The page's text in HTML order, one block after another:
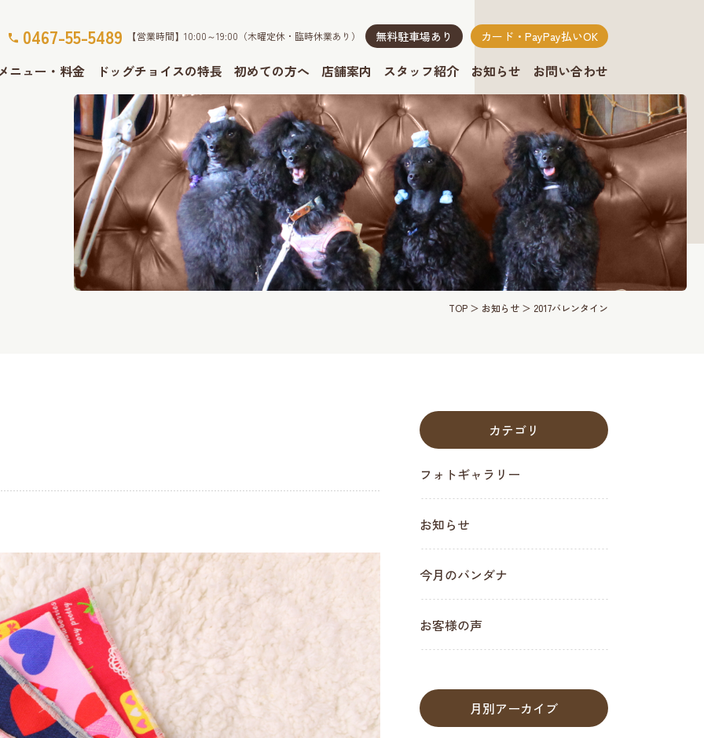
0467-55-5489 【営業時間】10:00～19:00（木曜定休・臨時休業あり） 無料駐車場あり カード・PayPay払いOK
ニュー・料金 ドッグチョイスの特長 初めての方へ 店舗案内 スタッフ紹介 お知らせ お問い合わせ
TOP お知らせ 2017バレンタイン
カテゴリ
フォトギャラリー
お知らせ
今月のバンダナ
お客様の声
月別アーカイブ